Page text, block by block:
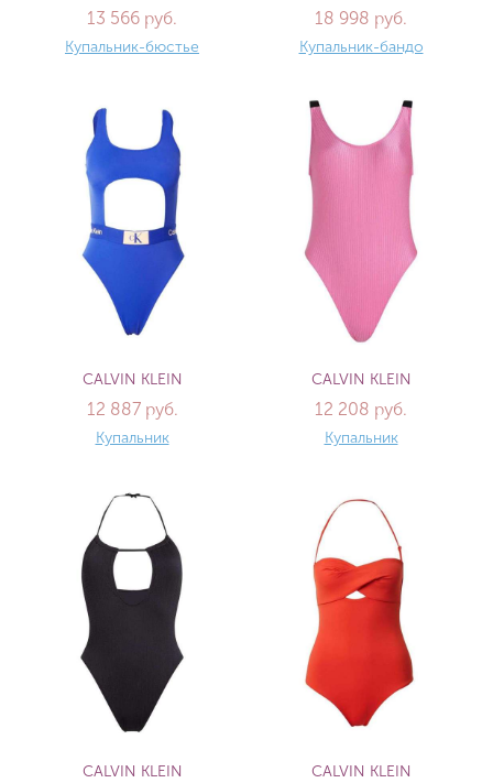
13 566 руб.
Купальник-бюстье
18 998 руб.
Купальник-бандо
CALVIN KLEIN
12 887 руб.
Купальник
CALVIN KLEIN
12 208 руб.
Купальник
CALVIN KLEIN CALVIN KLEIN